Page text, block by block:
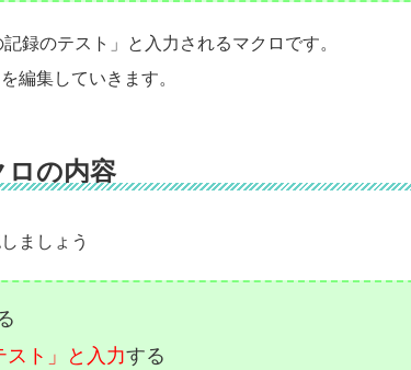
録のテスト」と入力されるマクロです。
編集していきます。
の内容
ましょう
スト」と入力する